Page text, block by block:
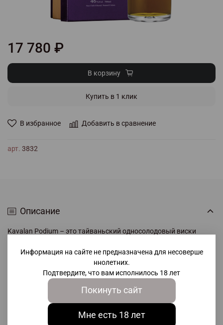
В избранное Добавить в сравнение
арт. 3832
17 780 ₽
В корзину
Купить в 1 клик
Описание
Kavalan Podium – это тайваньский односолодовый виски
пятилетней выдержки. Вискикурня расположена в регионе И-
Лан, известном своей чистой водой и уникальным
микроклиматом. Продукт обладает крепостью 46%,
разливается по бутылкам объемом 0,7 литра. Насладитесь
изысканным вкусом и ароматом этого исключительного
напитка, подчеркнувшего традиции высочайшего качества
Информация на сайте не предназначена для несоверше
ннолетних.
Подтвердите, что вам исполнилось 18 лет
Покинуть сайт
Мне есть 18 лет